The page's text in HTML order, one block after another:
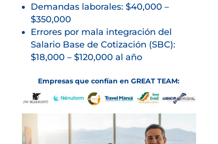
Demandas laborales: $40,000 –
$350,000
Errores por mala integración del
Salario Base de Cotización (SBC):
$18,000 – $120,000 al año
Empresas que confían en GREAT TEAM: